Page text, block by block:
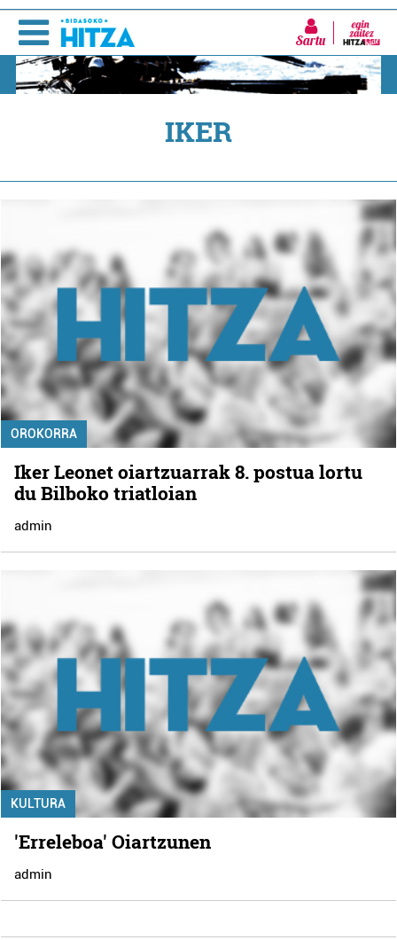
Sartu
IKER
OROKORRA
Iker Leonet oiartzuarrak 8. postua lortu
du Bilboko triatloian
admin
KULTURA
'Erreleboa' Oiartzunen
admin